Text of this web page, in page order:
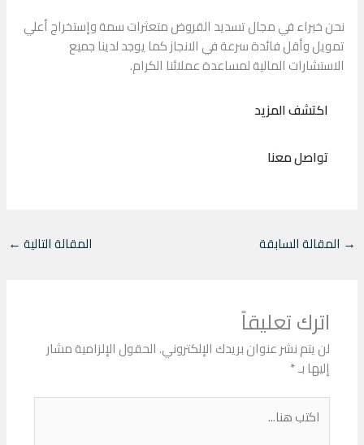
نحن خبراء في مجال تسديد القروض متعثرات سمة وإستخراج أعلي
تمويل وأقل فائدة سرعة في الانجاز كما يوجد لدينا جميع
الاستشارات المالية لمساعدة عملائنا الكرام.
اكتشف المزيد
تواصل معنا
→ المقالة السابقة المقالة التالية ←
اترك تعليقاً
لن يتم نشر عنوان بريدك الإلكتروني.الحقول الإلزامية مشار
إليها بـ*
اكتب
هنا...